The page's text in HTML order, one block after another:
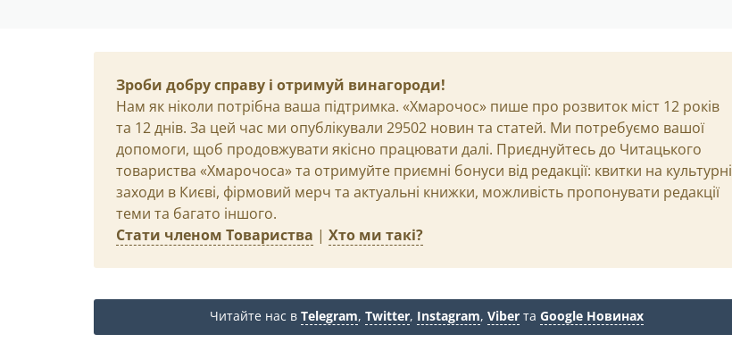
Зроби добру справу і отримуй винагороди!
Нам як ніколи потрібна ваша підтримка. «Хмарочос» пише про розвиток міст 12 років
та 12 днів. За цей час ми опублікували 29502 новин та статей. Ми потребуємо вашої
допомоги, щоб продовжувати якісно працювати далі. Приєднуйтесь до Читацького
товариства «Хмарочоса» та отримуйте приємні бонуси від редакції: квитки на культурні
заходи в Києві, фірмовий мерч та актуальні книжки, можливість пропонувати редакції
теми та багато іншого.
Стати членом Товариства | Хто ми такі?
Читайте нас в Telegram, Twitter, Instagram, Viber та Google Новинах